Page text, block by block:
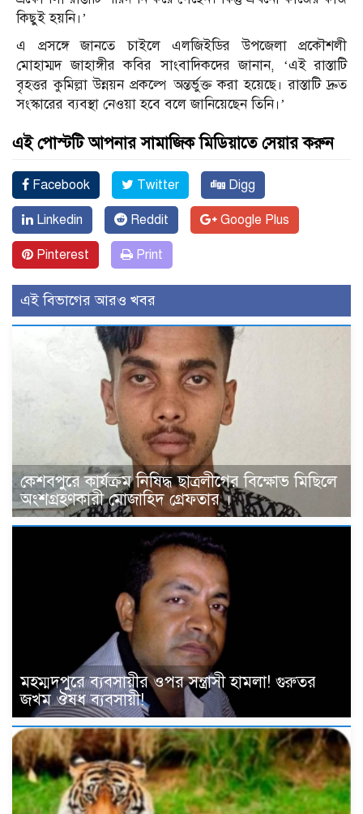
কিছুই হয়নি।’
এ প্রসঙ্গে জানতে চাইলে এলজিইডির উপজেলা প্রকৌশলী
মোহাম্মদ জাহাঙ্গীর কবির সাংবাদিকদের জানান, ‘এই রাস্তাটি
বৃহত্তর কুমিল্লা উন্নয়ন প্রকল্পে অন্তর্ভুক্ত করা হয়েছে। রাস্তাটি দ্রুত
সংস্কারের ব্যবস্থা নেওয়া হবে বলে জানিয়েছেন তিনি।’
এই পোস্টটি আপনার সামাজিক মিডিয়াতে সেয়ার করুন
Facebook Twitter Digg
Linkedin Reddit Google Plus
Pinterest Print
এই বিভাগের আরও খবর
কেশবপুরে কার্যক্রম নিষিদ্ধ ছাত্রলীগের বিক্ষোভ মিছিলে
অংশগ্রহণকারী মোজাহিদ গ্রেফতার ।
মহম্মদপুরে ব্যবসায়ীর ওপর সন্ত্রাসী হামলা! গুরুতর
জখম ঔষধ ব্যবসায়ী!